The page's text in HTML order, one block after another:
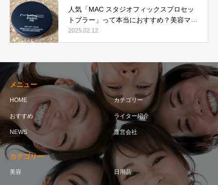
人気「MAC スタジオフィックスプロセッ
トブラー」って本当におすすめ？美容マニ
アが実際使用して口コミを検証！
2025.02.12
メニュー
HOME カテゴリー
おすすめ ライター紹介
NEWS 運営会社
カテゴリー
美容 日用品